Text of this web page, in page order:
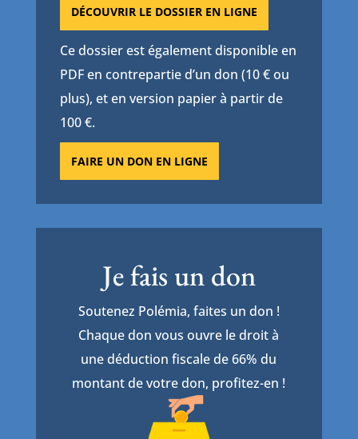
DÉCOUVRIR LE DOSSIER EN LIGNE
Ce dossier est également disponible en
PDF en contrepartie d’un don (10 € ou
plus), et en version papier à partir de
100 €.
FAIRE UN DON EN LIGNE
Je fais un don
Soutenez Polémia, faites un don !
Chaque don vous ouvre le droit à
une déduction fiscale de 66% du
montant de votre don, profitez-en !